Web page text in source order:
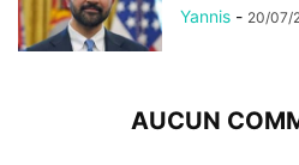
Yannis - 20/07/
AUCUN